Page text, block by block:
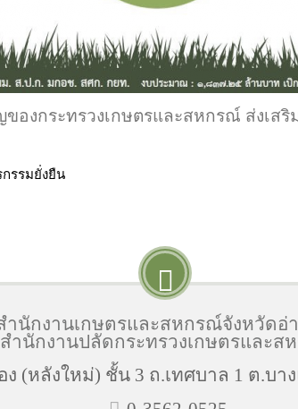
องกระทรวงเกษตรและสหกรณ์ ส่งเสริ
รรมยั่งยืน
ำนักงานเกษตรและสหกรณ์จังหวัดอ่
สำนักงานปลัดกระทรวงเกษตรและส
(หลังใหม่) ชั้น 3 ถ.เทศบาล 1 ต.บาง